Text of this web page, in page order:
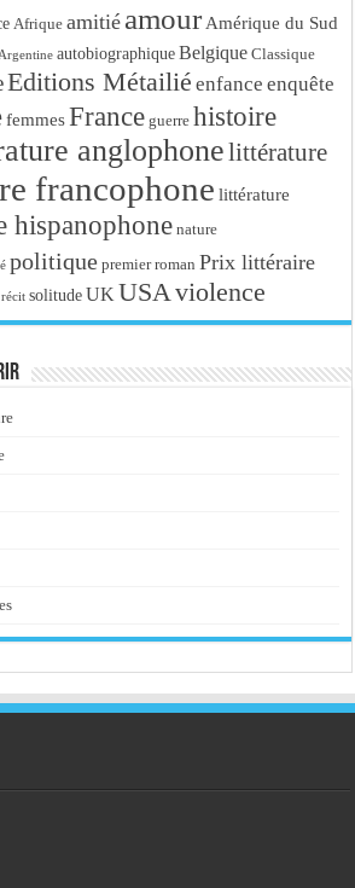
Afrique amitié amour Amérique du Sud
autobiographique Belgique Classique
Editions Métailié enfance enquête
femmes France guerre histoire
anglophonelittérature
francophone littérature
hispanophone nature
politique premier roman Prix littéraire
récit solitude UK USAviolence